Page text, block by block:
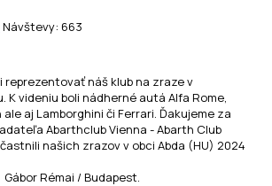
Návštevy: 663
reprezentovať náš klub na zraze v
K videniu boli nádherné autá Alfa Rome,
aj Lamborghini či Ferrari. Ďakujeme za
Abarthclub Vienna - Abarth Club
našich zrazov v obci Abda (HU) 2024
Gábor Rémai / Budapest.